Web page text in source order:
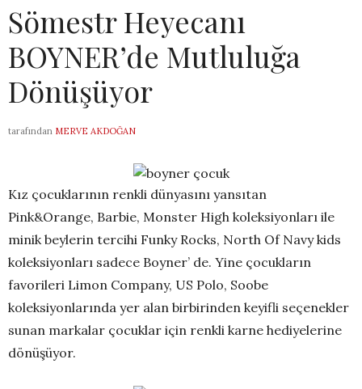
Sömestr Heyecanı
BOYNER’de Mutluluğa
Dönüşüyor
tarafından MERVE AKDOĞAN
Kız çocuklarının renkli dünyasını yansıtan
Pink&Orange, Barbie, Monster High koleksiyonları ile
minik beylerin tercihi Funky Rocks, North Of Navy kids
koleksiyonları sadece Boyner’ de. Yine çocukların
favorileri Limon Company, US Polo, Soobe
koleksiyonlarında yer alan birbirinden keyifli seçenekler
sunan markalar çocuklar için renkli karne hediyelerine
dönüşüyor.